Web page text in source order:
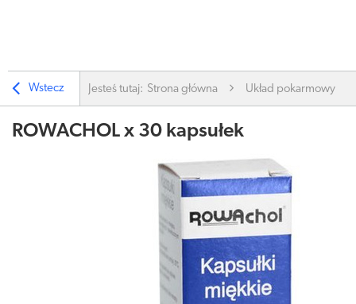
Wstecz Jesteś tutaj: Strona główna Układ pokarmowy
ROWACHOL x 30 kapsułek